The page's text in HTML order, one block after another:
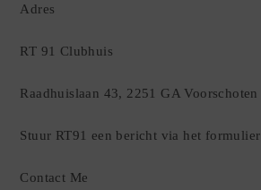
Adres
RT 91 Clubhuis
Raadhuislaan 43, 2251 GA Voorschoten
Stuur RT91 een bericht via het formulier
Contact Me